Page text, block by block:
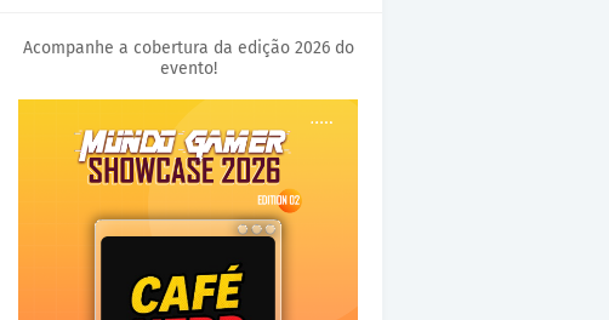
Acompanhe a cobertura da edição 2026 do
evento!